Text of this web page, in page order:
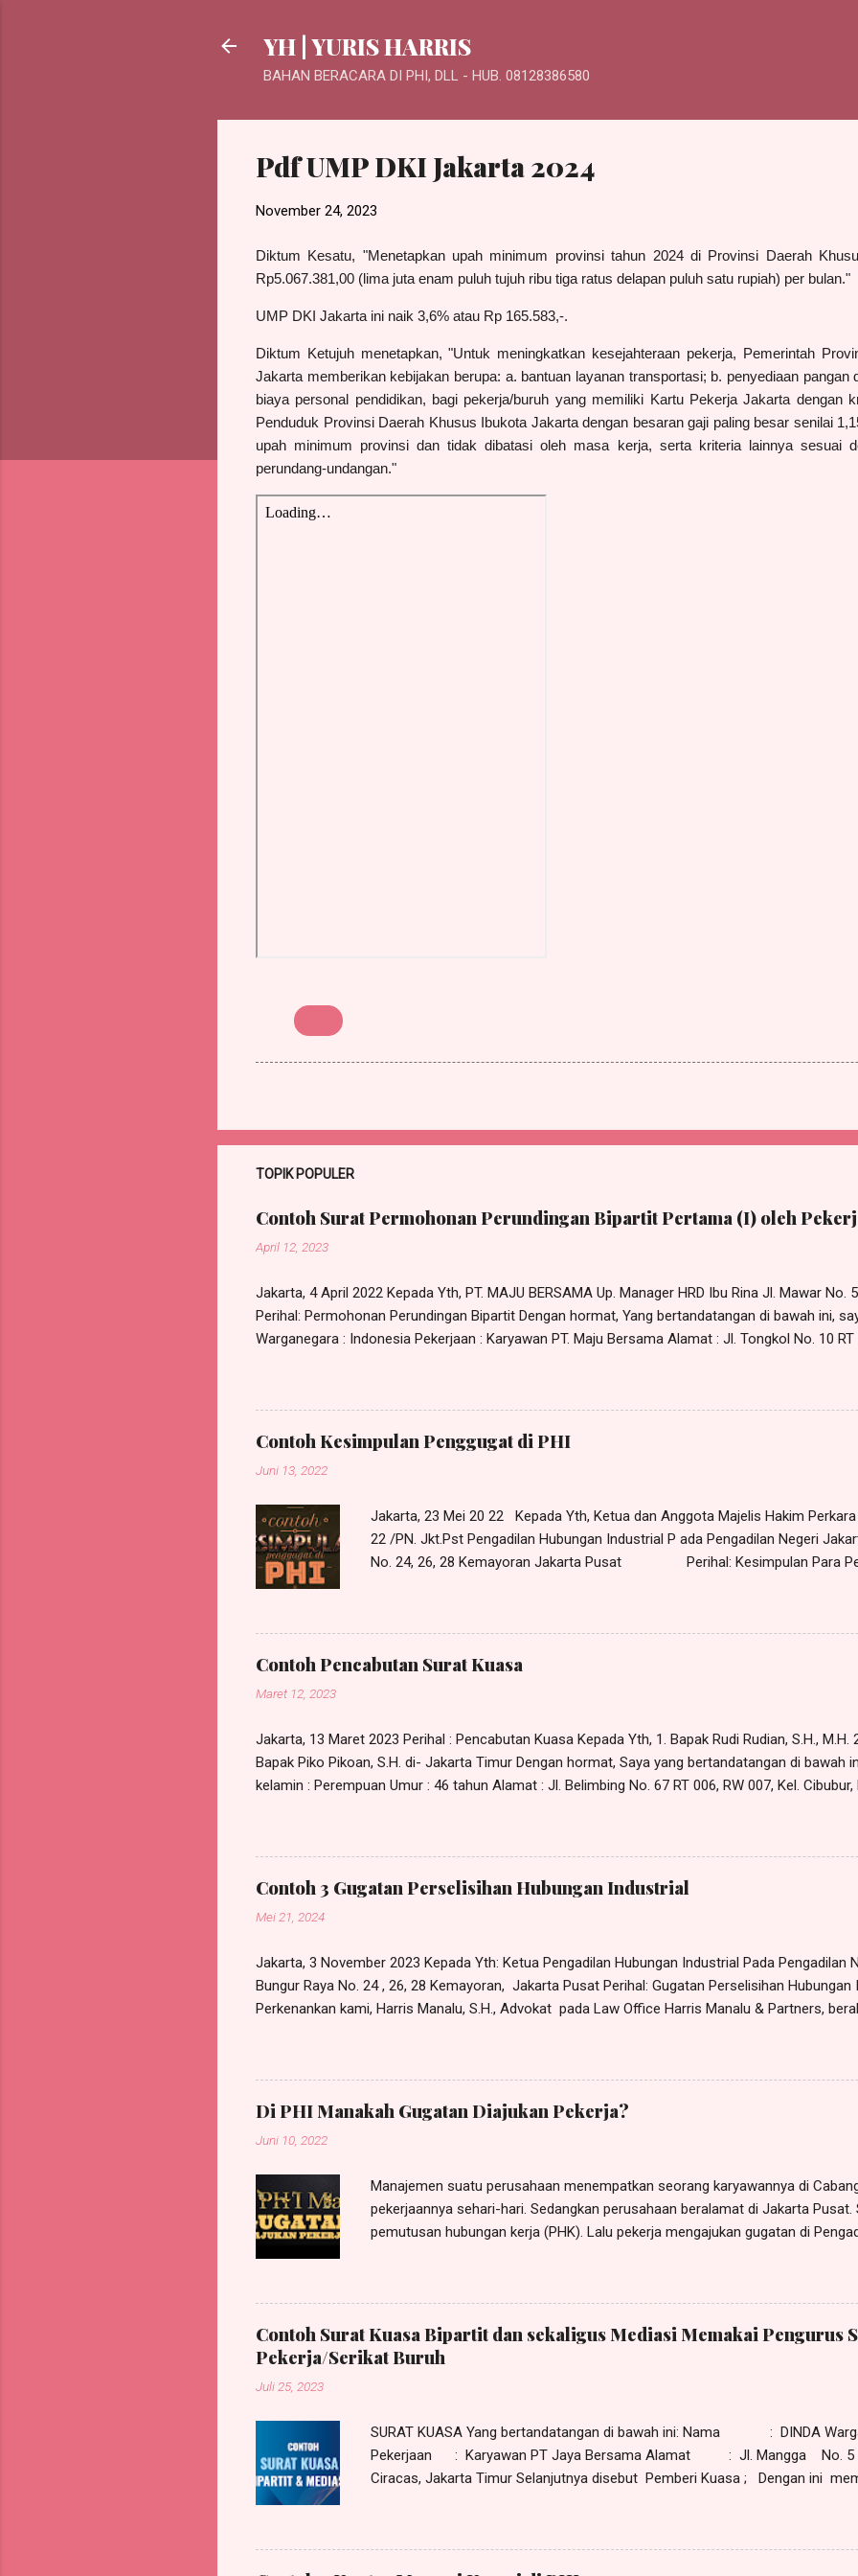
YH | YURIS HARRIS
BAHAN BERACARA DI PHI, DLL - HUB. 08128386580
Pdf UMP DKI Jakarta 2024
November 24, 2023
Diktum Kesatu, "Menetapkan upah minimum provinsi tahun 2024 di Provinsi Daerah
Rp5.067.381,00 (lima juta enam puluh tujuh ribu tiga ratus delapan puluh satu rupiah) per bulan."
UMP DKI Jakarta ini naik 3,6% atau Rp 165.583,-.
Diktum Ketujuh menetapkan, "Untuk meningkatkan kesejahteraan pekerja, Pemerintah
Jakarta memberikan kebijakan berupa: a. bantuan layanan transportasi; b. penyediaan pangan
biaya personal pendidikan, bagi pekerja/buruh yang memiliki Kartu Pekerja Jakarta dengan
Penduduk Provinsi Daerah Khusus Ibukota Jakarta dengan besaran gaji paling besar senilai
upah minimum provinsi dan tidak dibatasi oleh masa kerja, serta kriteria lainnya sesuai
perundang-undangan."
TOPIK POPULER
Contoh Surat Permohonan Perundingan Bipartit Pertama (I) oleh
April 12, 2023
Jakarta, 4 April 2022 Kepada Yth, PT. MAJU BERSAMA Up. Manager HRD Ibu Rina Jl. Mawar
Perihal: Permohonan Perundingan Bipartit Dengan hormat, Yang bertandatangan di bawah ini,
Warganegara : Indonesia Pekerjaan : Karyawan PT. Maju Bersama Alamat : Jl. Tongkol No. 10 RT
melakukan perundingan bipartit pada: Hari : Senin Tanggal : 11 April 2022 Pukul : 10.00 WIB s/d
PT. Maju Berama Jl. Mawar No. 5 Pulogadung, Jakarta Timur Adapun yang perlu dirundingkan
permasalahan pemutusan hubungan kerja (PHK) yang dilakukan PT. Maju Bersama terhadap
Contoh Kesimpulan Penggugat di PHI
Juni 13, 2022
Jakarta, 23 Mei 20 22 Kepada Yth, Ketua dan Anggota Majelis Hakim
22 /PN. Jkt.Pst Pengadilan Hubungan Industrial P ada Pengadilan Negeri
No. 24, 26, 28 Kemayoran Jakarta Pusat Perihal: Kesimpulan Para
Jakarta Timur-13850, selaku kuasa para Penggugat, dalam hal ini Rudi , Dkk
mengajukan KESIMPULAN dalam p erkara Nomor xx /Pdt.Sus-PHI/2022/PN.
POKOK PERMASALAHAN Bahwa yang menjadi pokok permasalaha n dalam
Contoh Pencabutan Surat Kuasa
Maret 12, 2023
Jakarta, 13 Maret 2023 Perihal : Pencabutan Kuasa Kepada Yth, 1. Bapak Rudi Rudian, S.H., M.H.
Bapak Piko Pikoan, S.H. di- Jakarta Timur Dengan hormat, Saya yang bertandatangan di bawah
kelamin : Perempuan Umur : 46 tahun Alamat : Jl. Belimbing No. 67 RT 006, RW 007, Kel.
pada RDP Law Office, beralamat di Jl. Bangun No. 5 Jakarta Timur, dengan ini saya CABUT.
kuasa tersebut maka sejak tanggal ditandatanganinya surat pencabutan kuasa ini maka surat
lagi dipergunakan untuk kepentingan apapun juga. Bapak Rudi Rudian, S.H., M.H., Ibu Dina Dinaan,
Contoh 3 Gugatan Perselisihan Hubungan Industrial
Mei 21, 2024
Jakarta, 3 November 2023 Kepada Yth: Ketua Pengadilan Hubungan Industrial Pada Pengadilan
Bungur Raya No. 24 , 26, 28 Kemayoran, Jakarta Pusat Perihal: Gugatan Perselisihan
Perkenankan kami, Harris Manalu, S.H., Advokat pada Law Office Harris Manalu & Partners,
GUN GUNAWAN , W arga N egara Indonesia , beralamat di Jl. xxx No. x, RT x, RW x, Kel. x, Kec.
/jabatan sebagai Legal Advisor Human Resource Development (HRD) Yayasan Sekolah
Penggugat ; Dengan ini mengajukan gugatan perselisihan hubungan industrial kepada YAYASAN
Di PHI Manakah Gugatan Diajukan Pekerja?
Juni 10, 2022
Manajemen suatu perusahaan menempatkan seorang karyawannya di
pekerjaannya sehari-hari. Sedangkan perusahaan beralamat di Jakarta
pemutusan hubungan kerja (PHK). Lalu pekerja mengajukan gugatan di
actor sequitor forum rei , yaitu gugatan diajukan kepada pengadilan di
Karenanya menurut tergugat PHI Denpasar tidak berwenang memeriksa,
perkara/gugatan yang diajukan si pekerja. Menurut tergugat yang berwenang
sesuai alamat hukum (domisili) perusahaan. Eksepsi tersebut dapat dilihat
Contoh Surat Kuasa Bipartit dan sekaligus Mediasi Memakai Pengurus
Pekerja/Serikat Buruh
Juli 25, 2023
SURAT KUASA Yang bertandatangan di bawah ini: Nama : DINDA
Pekerjaan : Karyawan PT Jaya Bersama Alamat : Jl. Mangga No. 5
Ciracas, Jakarta Timur Selanjutnya disebut Pemberi Kuasa ; Dengan ini
Pekerja PT Jaya Bersama; Masing-masing selaku pengurus Serikat Pekerja
di Jl. Percetakan No. 7 Pulogadung, Jakarta Timur , bertindak baik secara